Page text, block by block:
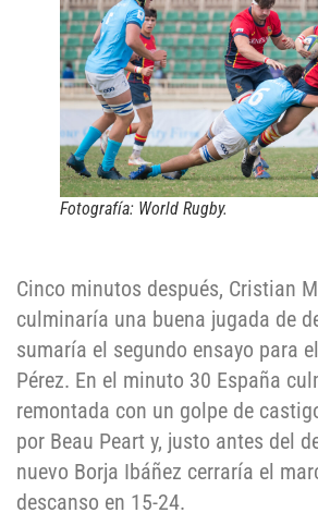
Fotografía: World Rugby.
Cinco minutos después, Cristian
culminaría una buena jugada de
sumaría el segundo ensayo para
Pérez. En el minuto 30 España
remontada con un golpe de
por Beau Peart y, justo antes del
nuevo Borja Ibáñez cerraría el
descanso en 15-24.